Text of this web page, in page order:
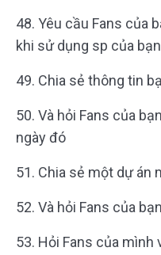
48. Yêu cầu Fans của
khi sử dụng sp của
49. Chia sẻ thông tin
50. Và hỏi Fans của
ngày đó
51. Chia sẻ một dự án
52. Và hỏi Fans của
53. Hỏi Fans của